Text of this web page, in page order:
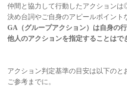
仲間と協力して行動したアクションは
決め台詞やご自身のアピールポイント
GA（グループアクション）は自身の
他人のアクションを指定することはで
アクション判定基準の目安は以下のと
ご参考までに。